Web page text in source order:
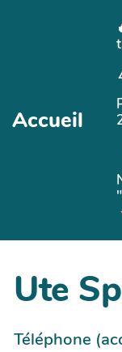
Aller au
Accueil
Ute
Téléphone